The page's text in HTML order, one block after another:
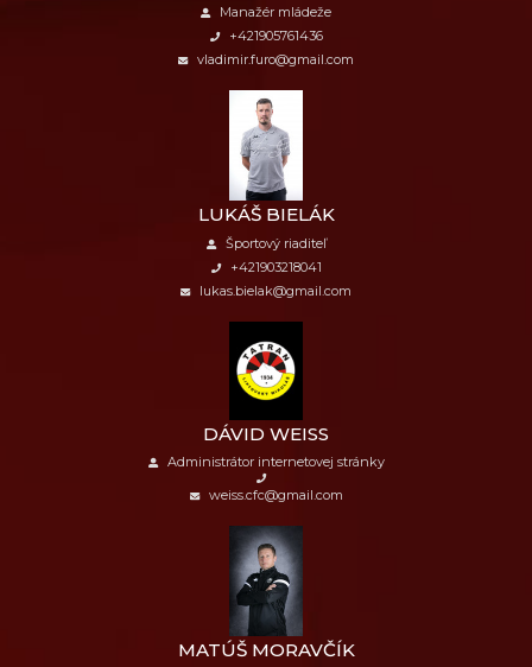
Manažér mládeže
+421905761436
vladimir.furo@gmail.com
LUKÁŠ BIELÁK
Športový riaditeľ
+421903218041
lukas.bielak@gmail.com
DÁVID WEISS
Administrátor internetovej stránky
weiss.cfc@gmail.com
MATÚŠ MORAVČÍK